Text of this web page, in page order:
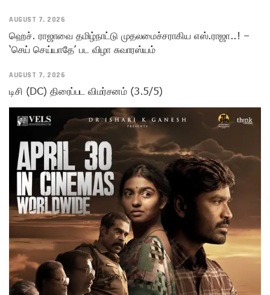
AUGUST 7, 2026
ஹெச். ராஜாவை தமிழ்நாட்டு முதலமைச்சராகிய எஸ்.ராஜா..! –
‘செய் செய்யாதே’ பட விழா சுவாரஸ்யம்
AUGUST 7, 2026
டிசி (DC) திரைப்பட விமர்சனம் (3.5/5)